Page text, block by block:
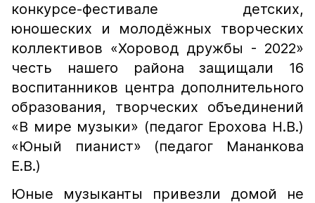
конкурсе-фестивале детских,
юношеских и молодёжных творческих
коллективов «Хоровод дружбы - 2022»
честь нашего района защищали 16
воспитанников центра дополнительного
образования, творческих объединений
«В мире музыки» (педагог Ерохова Н.В.)
«Юный пианист» (педагог Мананкова
Е.В.)
Юные музыканты привезли домой не